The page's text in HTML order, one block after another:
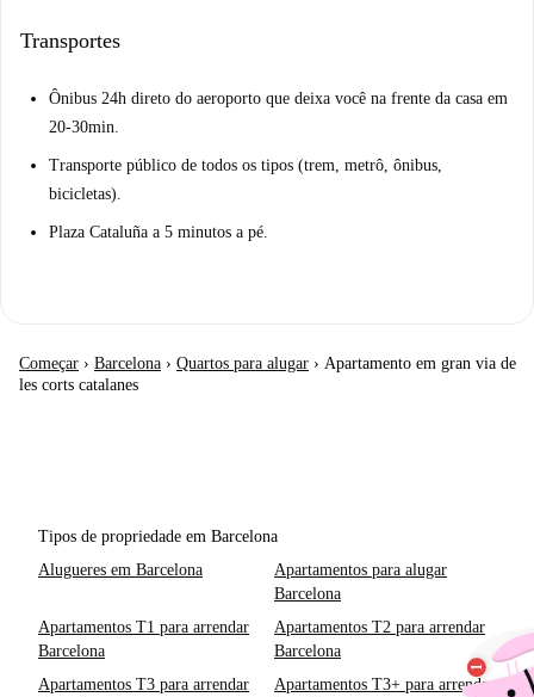
Transportes
Ônibus 24h direto do aeroporto que deixa você na frente da casa em
20-30min.
Transporte público de todos os tipos (trem, metrô, ônibus,
bicicletas).
Plaza Cataluña a 5 minutos a pé.
Começar › Barcelona › Quartos para alugar › Apartamento em gran via de
les corts catalanes
Tipos de propriedade em Barcelona
Alugueres em Barcelona
Apartamentos para alugar
Barcelona
Apartamentos T1 para arrendar
Barcelona
Apartamentos T2 para arrendar
Barcelona
Apartamentos T3 para arrendar
Apartamentos T3+ para arrendar